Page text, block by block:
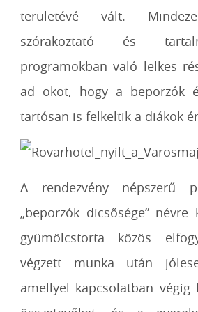
területévé vált.
szórakoztató és
programokban való lelkes
ad okot, hogy a beporzók
tartósan is felkeltik a diákok
A rendezvény népszerű
„beporzók dicsősége” névre
gyümölcstorta közös
végzett munka után
amellyel kapcsolatban